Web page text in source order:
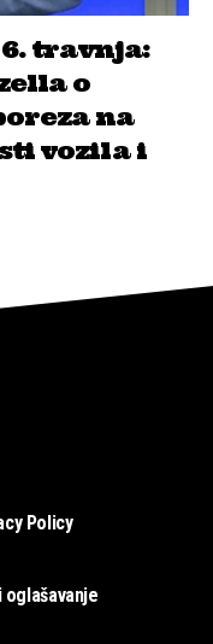
travnja:
o
na
vozila i
Policy